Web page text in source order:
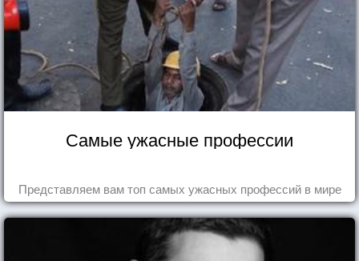
Самые ужасные профессии
Представляем вам топ самых ужасных профессий в мире